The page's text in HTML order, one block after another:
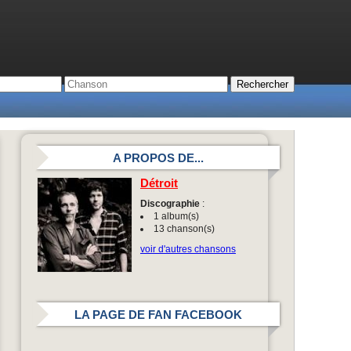
A PROPOS DE...
Détroit
Discographie :
1 album(s)
13 chanson(s)
voir d'autres chansons
LA PAGE DE FAN FACEBOOK